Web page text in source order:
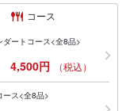
コース
ダートコース<全8品>
4,500円 （税込）
ース<全8品>